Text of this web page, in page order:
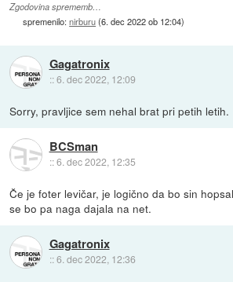
Zgodovina sprememb…
spremenilo:nirburu(6. dec 2022 ob 12:04)
Gagatronix
::6. dec 2022, 12:09
Sorry, pravljice sem nehal brat pri petih letih.
BCSman
::6. dec 2022, 12:35
Če je foter levičar, je logično da bo sin
se bo pa naga dajala na net.
Gagatronix
::6. dec 2022, 12:36